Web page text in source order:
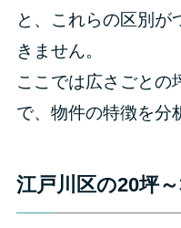
と、これらの区別が
きません。
ここでは広さごとの
で、物件の特徴を分
江戸川区の20坪